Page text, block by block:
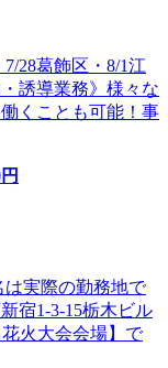
28葛飾区・8/1江
誘導業務》様々な
くことも可能！事
円
実際の勤務地で
宿1-3-15栃木ビル
火大会会場】で